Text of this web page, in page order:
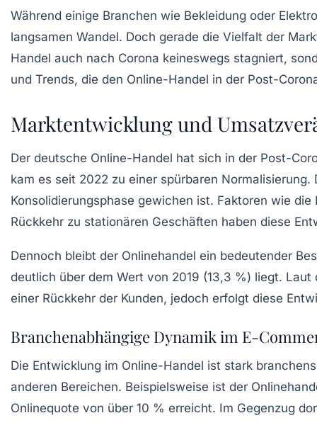
Während einige Branchen wie Bekleidung oder
langsamen Wandel. Doch gerade die Vielfalt der
Handel auch nach Corona keineswegs stagniert,
und Trends, die den Online-Handel in der Post-
Marktentwicklung und
Der deutsche Online-Handel hat sich in der Post-
kam es seit 2022 zu einer spürbaren
Konsolidierungsphase gewichen ist. Faktoren wie
Rückkehr zu stationären Geschäften haben diese
Dennoch bleibt der Onlinehandel ein bedeutender
deutlich über dem Wert von 2019 (13,3 %) liegt.
einer Rückkehr der Kunden, jedoch erfolgt diese
Branchenabhängige Dynamik im E-
Die Entwicklung im Online-Handel ist stark
anderen Bereichen. Beispielsweise ist der
Onlinequote von über 10 % erreicht. Im Gegenzug